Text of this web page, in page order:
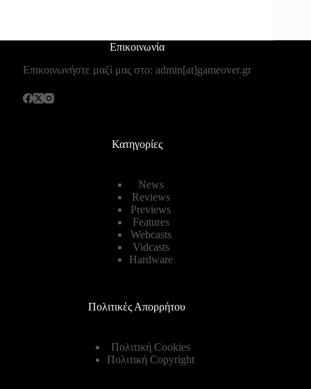
Επικοινωνία
Επικοινωνήστε μαζί μας στο: admin[at]gameover.gr
Κατηγορίες
News
Reviews
Previews
Features
Webcasts
Vidcasts
Hardware
Πολιτικές Απορρήτου
Πολιτική Cookies
Πολιτική Copyright